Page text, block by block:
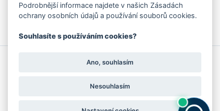
Ochrana osobních údajů
Podrobnější informace najdete v našich Zásadách
ochrany osobních údajů a používání souborů cookies.
Souhlasíte s používáním cookies?
Ano, souhlasím
Nesouhlasím